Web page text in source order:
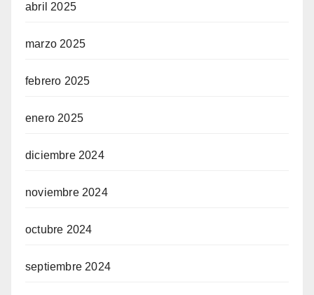
abril 2025
marzo 2025
febrero 2025
enero 2025
diciembre 2024
noviembre 2024
octubre 2024
septiembre 2024